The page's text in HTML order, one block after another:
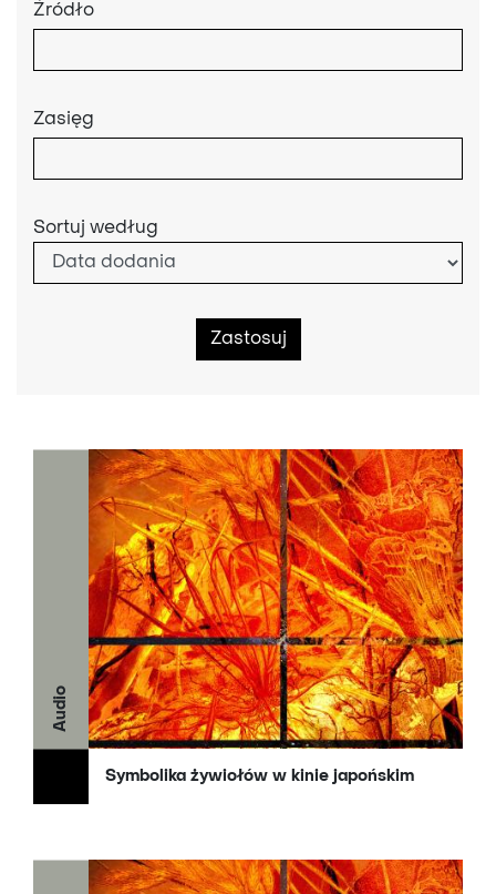
Źródło
Zasięg
Sortuj według
Audio
Symbolika żywiołów w kinie japońskim